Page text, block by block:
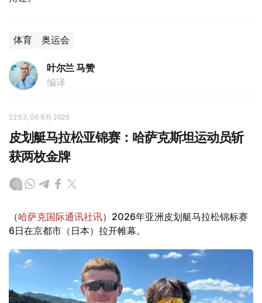
体育 奥运会
叶尔兰 马赞
编译
22:53, 06 8月 2026
皮划艇马拉松亚锦赛：哈萨克斯坦运动员斩
获两枚金牌
（哈萨克国际通讯社讯）2026年亚洲皮划艇马拉松锦标赛
6日在京都市（日本）拉开帷幕。